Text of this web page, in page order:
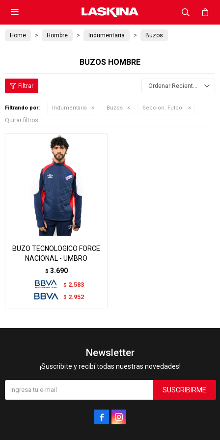

Home Hombre Indumentaria Buzos
BUZOS HOMBRE
Recientes
Filtrando por: Indumentaria Buzos Seccion: Futbol
Quitar filtros
BUZO TECNOLOGICO FORCE
NACIONAL - UMBRO
$ 3.690
$ 2.583
$ 2.952
Newsletter
¡Suscribite y recibí todas nuestras novedades!
SUSCRIBIRME
 